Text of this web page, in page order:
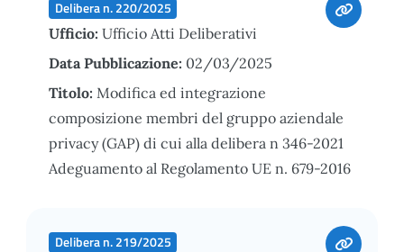
Delibera n. 220/2025
Ufficio: Ufficio Atti Deliberativi
Data Pubblicazione: 02/03/2025
Titolo: Modifica ed integrazione
composizione membri del gruppo aziendale
privacy (GAP) di cui alla delibera n 346-2021
Adeguamento al Regolamento UE n. 679-2016
Delibera n. 219/2025